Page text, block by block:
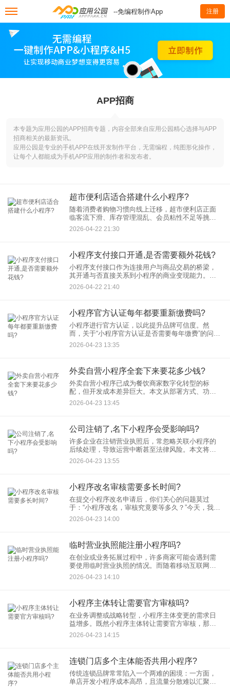
--免编程制作App 注册
APP招商
本专题为应用公园的APP招商专题，内容全部来自应用公园精心选择与APP
招商相关的最新资讯。
应用公园是专业的手机APP在线开发制作平台，无需编程，纯图形化操作，
让每个人都能成为手机APP应用的制作者和发布者。
超市便利店适合搭建什么小程序?
随着消费者购物习惯向线上迁移，超市便利店正面
临客流下滑、库存管理混乱、会员粘性不足等挑
战。而超市便利店小程序作为连接线上线下的核心
工具，通过精准营销获取的用户画像，能够精准定
2026-04-22 21:30
小程序支付接口开通,是否需要额外花钱?
小程序支付接口作为连接用户与商品交易的桥梁，
其开通与否直接关系到小程序的商业变现能力。那
么，小程序支付接口开通是否需要额外花钱呢？本
文将为您一一揭晓。 了解了小程序支付接口的基本
2026-04-22 21:40
小程序官方认证每年都要重新缴费吗?
小程序进行官方认证，以此提升品牌可信度。然
而，关于“小程序官方认证是否需要每年缴费”的问
题，许多用户仍存在困惑。本文将结合官方规则，
为您详细解答这一疑问。 一、小程序官方认证的有
2026-04-23 13:35
外卖自营小程序全套下来要花多少钱?
外卖自营小程序已成为餐饮商家数字化转型的标
配，但开发成本差异巨大。本文从部署方式、功能
需求、隐性成本等维度拆解费用构成，结合SaaS部
署、私有部署、定制开发等主流方案，提供从几千
2026-04-23 13:45
公司注销了,名下小程序会受影响吗?
许多企业在注销营业执照后，常忽略关联小程序的
后续处理，导致运营中断甚至法律风险。本文将从
平台规则、功能限制、法律风险三个维度，解析公
司注销对小程序的实质影响，并提供可落地的解决
2026-04-23 13:55
小程序改名审核需要多长时间?
在提交小程序改名申请后，你们关心的问题莫过
于：“小程序改名，审核究竟要等多久？”今天，我们
就来深入探讨这一话题，为你揭开小程序改名审核
2026-04-23 14:00
临时营业执照能注册小程序吗?
在创业或业务拓展过程中，许多商家可能会遇到需
要使用临时营业执照的情况。而随着移动互联网的
普及，小程序成为了商家触达用户、提升品牌影响
力的重要工具。那么，临时营业执照能否用于注册
2026-04-23 14:10
小程序主体转让需要官方审核吗?
在业务调整或战略转型，小程序主体变更的需求日
益增多。既然小程序主体转让需要官方审核，那么
具体的转让流程是怎样的呢？小程序转让过程中又
有哪些关键步骤和注意事项？本文将为您一一解
2026-04-23 14:15
连锁门店多个主体能否共用小程序?
传统连锁品牌常常陷入一个两难的困境：一方面，
单店开发小程序成本高昂，且流量分散难以汇聚；